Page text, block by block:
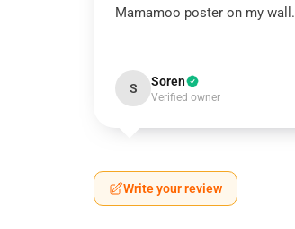
Mamamoo poster on my wall.
S Soren
Verified owner
Write your review